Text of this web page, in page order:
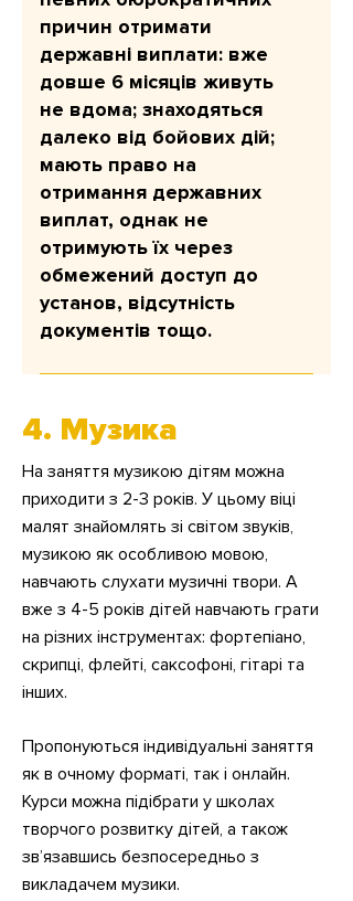
допомога надається одноразово і
розрахована на три місяці.
причин отримати
державні виплати: вже
довше 6 місяців живуть
не вдома; знаходяться
далеко від бойових дій;
мають право на
отримання державних
виплат, однак не
отримують їх через
обмежений доступ до
установ, відсутність
документів тощо.
Мета: підтримати щоденне життя
допомоги до 9 місяців підтримки
2 тис. грн на дорослого та 3 тис.
грн на дитину, 3 тис. грн на особу,
що має інвалідність.
4. Музика
На заняття музикою дітям можна
приходити з 2-3 років. У цьому віці
малят знайомлять зі світом звуків,
музикою як особливою мовою,
навчають слухати музичні твори. А
вже з 4-5 років дітей навчають грати
на різних інструментах: фортепіано,
скрипці, флейті, саксофоні, гітарі та
інших.
Пропонуються індивідуальні заняття
як в очному форматі, так і онлайн.
Курси можна підібрати у школах
творчого розвитку дітей, а також
зв’язавшись безпосередньо з
викладачем музики.